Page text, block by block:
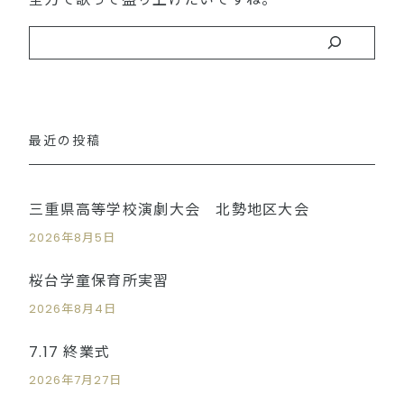
最近の投稿
三重県高等学校演劇大会 北勢地区大会
2026年8月5日
桜台学童保育所実習
2026年8月4日
7.17 終業式
2026年7月27日